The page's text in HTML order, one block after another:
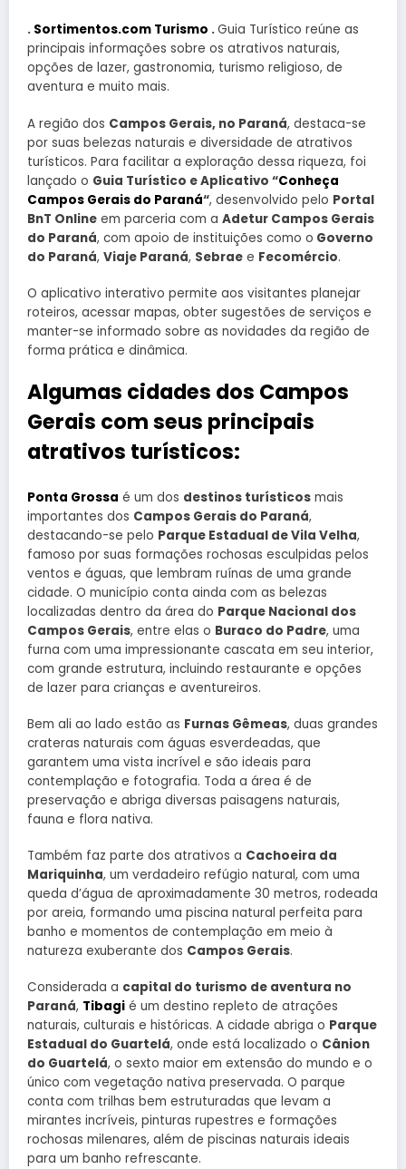
. Sortimentos.com Turismo .Guia Turístico reúne as
principais informações sobre os atrativos naturais,
opções de lazer, gastronomia, turismo religioso, de
aventura e muito mais.
A região dos Campos Gerais, no Paraná, destaca-se
por suas belezas naturais e diversidade de atrativos
turísticos. Para facilitar a exploração dessa riqueza, foi
lançado o Guia Turístico e Aplicativo “Conheça
Campos Gerais do Paraná“, desenvolvido pelo Portal
BnT Online em parceria com a Adetur Campos Gerais
do Paraná, com apoio de instituições como o Governo
do Paraná, Viaje Paraná, Sebrae e Fecomércio.
O aplicativo interativo permite aos visitantes planejar
roteiros, acessar mapas, obter sugestões de serviços e
manter-se informado sobre as novidades da região de
forma prática e dinâmica.
Algumas cidades dos Campos
Gerais com seus principais
atrativos turísticos:
Ponta Grossa é um dos destinos turísticos mais
importantes dos Campos Gerais do Paraná,
destacando-se pelo Parque Estadual de Vila Velha,
famoso por suas formações rochosas esculpidas pelos
ventos e águas, que lembram ruínas de uma grande
cidade. O município conta ainda com as belezas
localizadas dentro da área do Parque Nacional dos
Campos Gerais, entre elas o Buraco do Padre, uma
furna com uma impressionante cascata em seu interior,
com grande estrutura, incluindo restaurante e opções
de lazer para crianças e aventureiros.
Bem ali ao lado estão as Furnas Gêmeas, duas grandes
crateras naturais com águas esverdeadas, que
garantem uma vista incrível e são ideais para
contemplação e fotografia. Toda a área é de
preservação e abriga diversas paisagens naturais,
fauna e flora nativa.
Também faz parte dos atrativos a Cachoeira da
Mariquinha, um verdadeiro refúgio natural, com uma
queda d’água de aproximadamente 30 metros, rodeada
por areia, formando uma piscina natural perfeita para
banho e momentos de contemplação em meio à
natureza exuberante dos Campos Gerais.
Considerada a capital do turismo de aventura no
Paraná, Tibagi é um destino repleto de atrações
naturais, culturais e históricas. A cidade abriga o Parque
Estadual do Guartelá, onde está localizado o Cânion
do Guartelá, o sexto maior em extensão do mundo e o
único com vegetação nativa preservada. O parque
conta com trilhas bem estruturadas que levam a
mirantes incríveis, pinturas rupestres e formações
rochosas milenares, além de piscinas naturais ideais
para um banho refrescante.